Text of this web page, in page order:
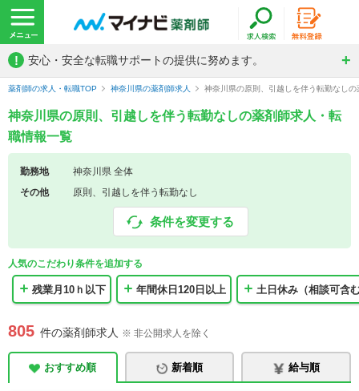
! 安心・安全な転職サポートの提供に努めます。
薬剤師の求人・転職TOP 神奈川県の薬剤師求人 神奈川県の原則、引越しを伴う転勤なし
神奈川県の原則、引越しを伴う転勤なしの薬剤師求人・転
職情報一覧
勤務地
神奈川県 全体
その他
原則、引越しを伴う転勤なし
条件を変更する
人気のこだわり条件を追加する
残業月10ｈ以下 年間休日120日以上 土日休み（相談可含
805 件の薬剤師求人 ※ 非公開求人を除く
おすすめ順 新着順 給与順